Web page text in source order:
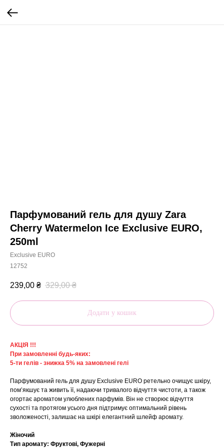
Парфумований гель для душу Zara
Cherry Watermelon Ice Exclusive EURO,
250ml
Exclusive EURO
12752
239,00 ₴ 329,00 ₴
Додати у кошик
АКЦІЯ !!!
При замовленні будь-яких:
5-ти гелів - знижка 5% на замовлені гелі
Парфумований гель для душу Exclusive EURO ретельно очищує шкіру,
пом’якшує та живить її, надаючи тривалого відчуття чистоти, а також
огортає ароматом улюблених парфумів. Він не створює відчуття
сухості та протягом усього дня підтримує оптимальний рівень
зволоженості, залишає на шкірі елегантний шлейф аромату.
Жіночий
Тип аромату: Фруктові, Фужерні